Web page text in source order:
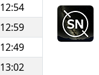
12:54
12:59
12:49
13:02